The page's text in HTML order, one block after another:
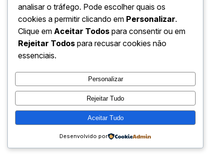
analisar o tráfego. Pode escolher quais os
cookies a permitir clicando em Personalizar.
Clique em Aceitar Todos para consentir ou em
Rejeitar Todos para recusar cookies não
essenciais.
Personalizar
Rejeitar Tudo
Aceitar Tudo
Desenvolvido por